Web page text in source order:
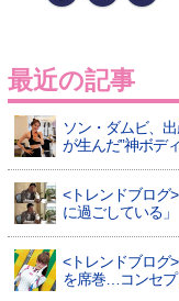
最近の記事
ソン・ダムビ、
が生んだ”神ボデ
<トレンドブログ
に過ごしている」
<トレンドブログ
を席巻…コンセプ